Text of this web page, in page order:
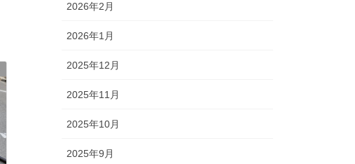
2026年2月
2026年1月
2025年12月
2025年11月
2025年10月
2025年9月